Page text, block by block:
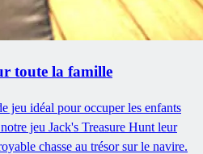
toute la famille
jeu idéal pour occuper les enfants
jeu Jack's Treasure Hunt leur
chasse au trésor sur le navire.